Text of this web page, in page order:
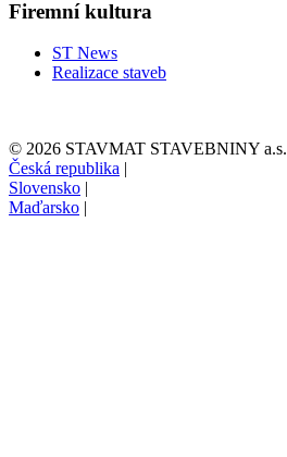
Firemní kultura
ST News
Realizace staveb
© 2026 STAVMAT STAVEBNINY a.s.
Česká republika
Slovensko
Maďarsko